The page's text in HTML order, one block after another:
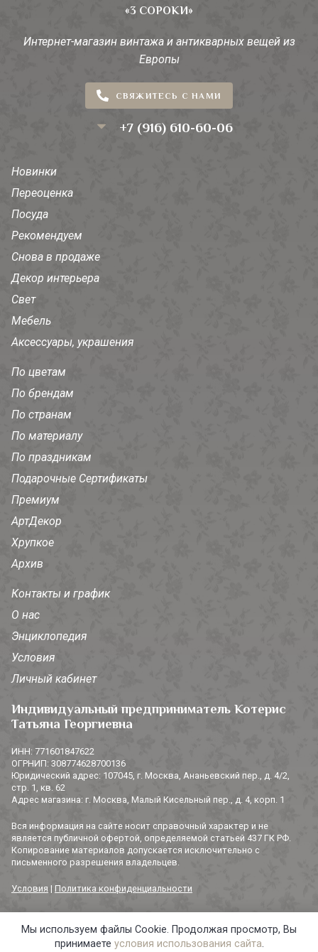
«3 СОРОКИ»
Интернет-магазин винтажа и антикварных вещей из
Европы
СВЯЖИТЕСЬ С НАМИ
+7 (916) 610-60-06
Новинки
Переоценка
Посуда
Рекомендуем
Снова в продаже
Декор интерьера
Свет
Мебель
Аксессуары, украшения
По цветам
По брендам
По странам
По материалу
По праздникам
Подарочные Сертификаты
Премиум
АртДекор
Хрупкое
Архив
Контакты и график
О нас
Энциклопедия
Условия
Личный кабинет
Индивидуальный предприниматель Котерис
Татьяна Георгиевна
ИНН: 771601847622
ОГРНИП: 308774628700136
Юридический адрес: 107045, г. Москва, Ананьевский пер., д. 4/2,
стр. 1, кв. 62
Адрес магазина: г. Москва, Малый Кисельный пер., д. 4, корп. 1
Вся информация на сайте носит справочный характер и не
является публичной офертой, определяемой статьей 437 ГК РФ.
Копирование материалов допускается исключительно с
письменного разрешения владельцев.
Условия | Политика конфиденциальности
© 2014-2026 «3 СОРОКИ». Все права защищены.
Мы используем файлы Cookie. Продолжая просмотр, Вы
принимаете условия использования сайта.